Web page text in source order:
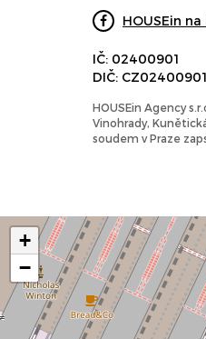
HOUSEin
IČ: 02400901
DIČ: CZ02400901
HOUSEin Agency
Vinohrady,
soudem v Praze
+
−